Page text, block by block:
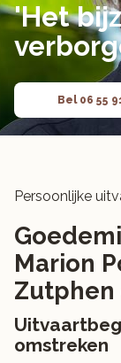
'Het
Bel 06 55
Persoonlijke
Marion
Zutphen
omstreken